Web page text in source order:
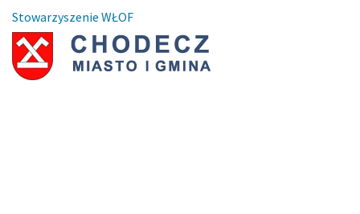
Stowarzyszenie WŁOF